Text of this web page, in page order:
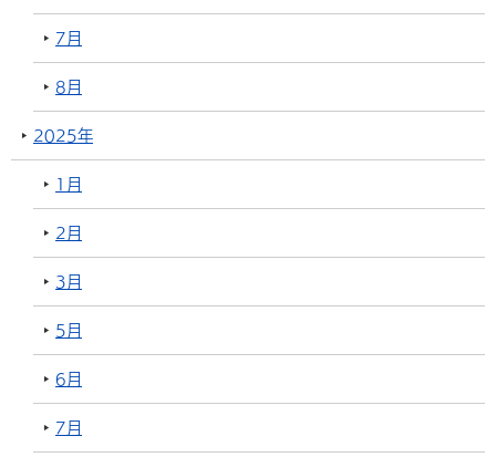
7月
8月
2025年
1月
2月
3月
5月
6月
7月